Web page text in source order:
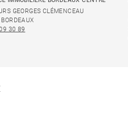
GEORGES CLÉMENCEAU
30 89